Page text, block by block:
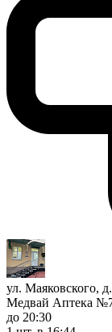
ул. Маяковского,
Медвай Аптека
до 20:30